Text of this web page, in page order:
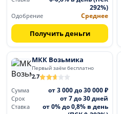
292%)
Одобрение Среднее
Получить деньги
МКК Возьмика
Первый заём бесплатно
2.7
Сумма
от 3 000 до 30 000 ₽
Срок от 7 до 30 дней
Ставка
от 0% до 0,8% в день